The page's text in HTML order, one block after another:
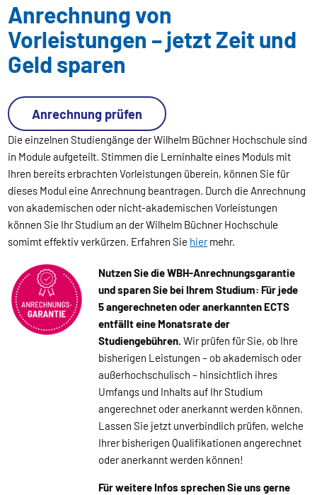
Anrechnung von
Vorleistungen – jetzt Zeit und
Geld sparen
Die einzelnen Studiengänge der Wilhelm Büchner Hochschule sind
in Module aufgeteilt. Stimmen die Lerninhalte eines Moduls mit
Ihren bereits erbrachten Vorleistungen überein, können Sie für
dieses Modul eine Anrechnung beantragen. Durch die Anrechnung
von akademischen oder nicht-akademischen Vorleistungen
können Sie Ihr Studium an der Wilhelm Büchner Hochschule
somimt effektiv verkürzen. Erfahren Sie hiermehr.
Nutzen Sie die WBH-Anrechnungsgarantie
und sparen Sie bei Ihrem Studium: Für jede
5 angerechneten oder anerkannten ECTS
entfällt eine Monatsrate der
Studiengebühren. Wir prüfen für Sie, ob Ihre
bisherigen Leistungen – ob akademisch oder
außerhochschulisch – hinsichtlich ihres
Umfangs und Inhalts auf Ihr Studium
angerechnet oder anerkannt werden können.
Lassen Sie jetzt unverbindlich prüfen, welche
Ihrer bisherigen Qualifikationen angerechnet
oder anerkannt werden können!
Für weitere Infos sprechen Sie uns gerne
Anrechnung prüfen